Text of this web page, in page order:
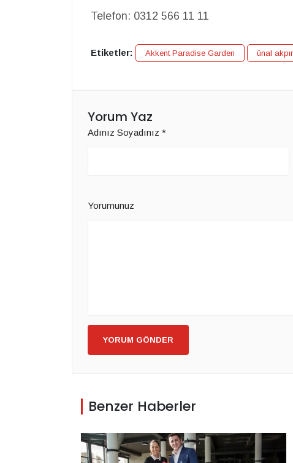
Telefon: 0312 566 11 11
Etiketler: Akkent Paradise Garden ünal
Yorum Yaz
Adınız Soyadınız *
Yorumunuz
YORUM GÖNDER
Benzer Haberler